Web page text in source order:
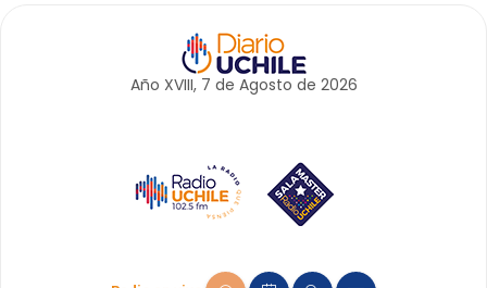
Año XVIII, 7 de Agosto de 2026